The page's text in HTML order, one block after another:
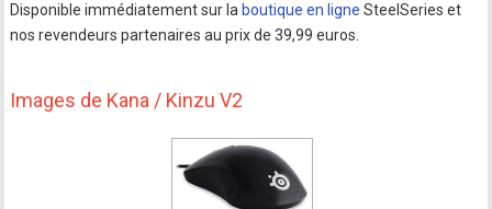
Disponible immédiatement sur la boutique en ligne SteelSeries et
nos revendeurs partenaires au prix de 39,99 euros.
Images de Kana / Kinzu V2